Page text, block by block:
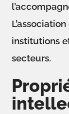
institutions
secteurs.